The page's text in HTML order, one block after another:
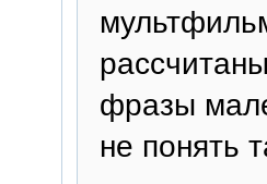
фразы
не понять